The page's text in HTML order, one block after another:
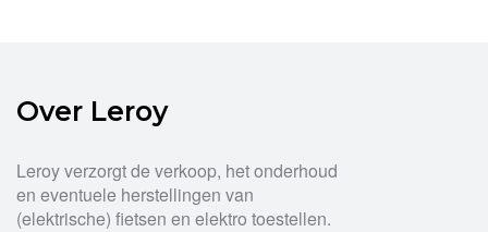
Over Leroy
Leroy verzorgt de verkoop, het onderhoud
en eventuele herstellingen van
(elektrische) fietsen en elektro toestellen.